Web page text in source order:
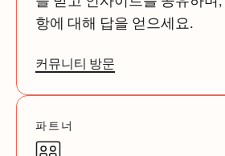
항에 대해 답을 얻으세요.
커뮤니티 방문
파트너